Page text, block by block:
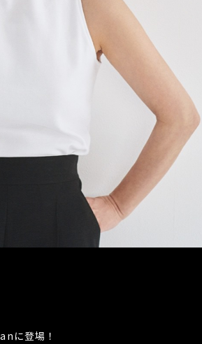
に登場！